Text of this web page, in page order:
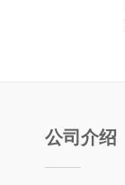
公司介绍